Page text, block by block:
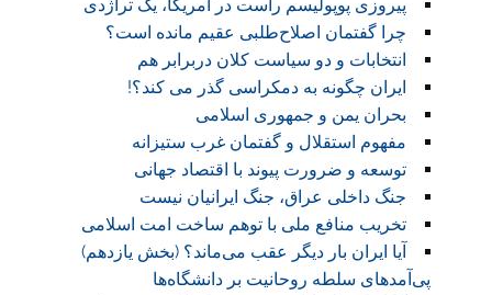
پیروزی پوپولیسم راست در آمریکا، یک تراژدی
چرا گفتمان اصلاح‌طلبی عقیم مانده است؟
انتخابات و دو سیاست کلان دربرابر هم
ایران چگونه به دمکراسی گذر می کند؟!
بحران یمن و جمهوری اسلامی
مفهوم استقلال و گفتمان غرب ستیزانه
توسعه و ضرورت پیوند با اقتصاد جهانی
جنگ داخلی عراق، جنگ ایرانیان نیست
تخریب منافع ملی با توهم ساخت امت اسلامی
آیا ایران بار دیگر عقب می‌ماند؟ (بخش یازدهم)
پی‌آمد‌های سلطه روحانیت بر دانشگاه‌ها